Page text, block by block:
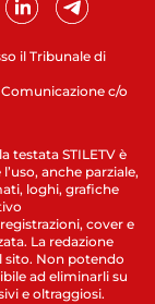
il Tribunale di
c/o
testata STILETV è
anche parziale,
loghi, grafiche
cover e
La redazione
sito. Non potendo
ad eliminarli su
e oltraggiosi.